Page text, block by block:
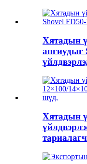
Хятадын
ангиудыг
Хятадын